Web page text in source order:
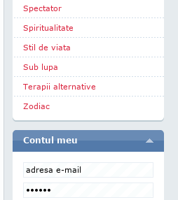
Spectator
Spiritualitate
Stil de viata
Sub lupa
Terapii alternative
Zodiac
Contul meu